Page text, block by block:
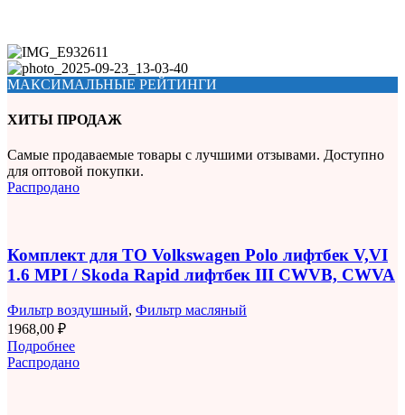
МАКСИМАЛЬНЫЕ РЕЙТИНГИ
ХИТЫ ПРОДАЖ
Самые продаваемые товары с лучшими отзывами. Доступно
для оптовой покупки.
Распродано
Комплект для ТО Volkswagen Polo лифтбек V,VI
1.6 MPI / Skoda Rapid лифтбек III CWVB, CWVA
Фильтр воздушный, Фильтр масляный
1968,00 ₽
Подробнее
Распродано